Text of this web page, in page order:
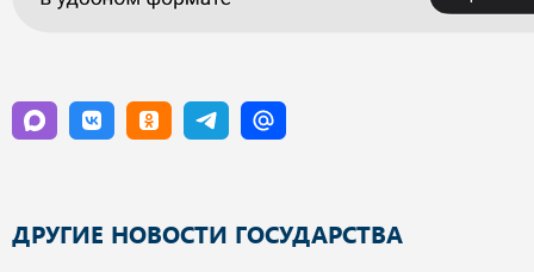
ДРУГИЕ НОВОСТИ ГОСУДАРСТВА